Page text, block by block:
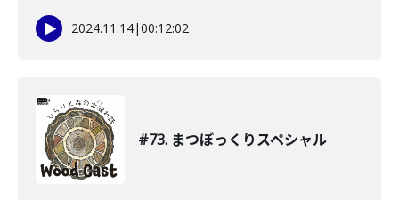
2024.11.14|00:12:02
#73. まつぼっくりスペシャル